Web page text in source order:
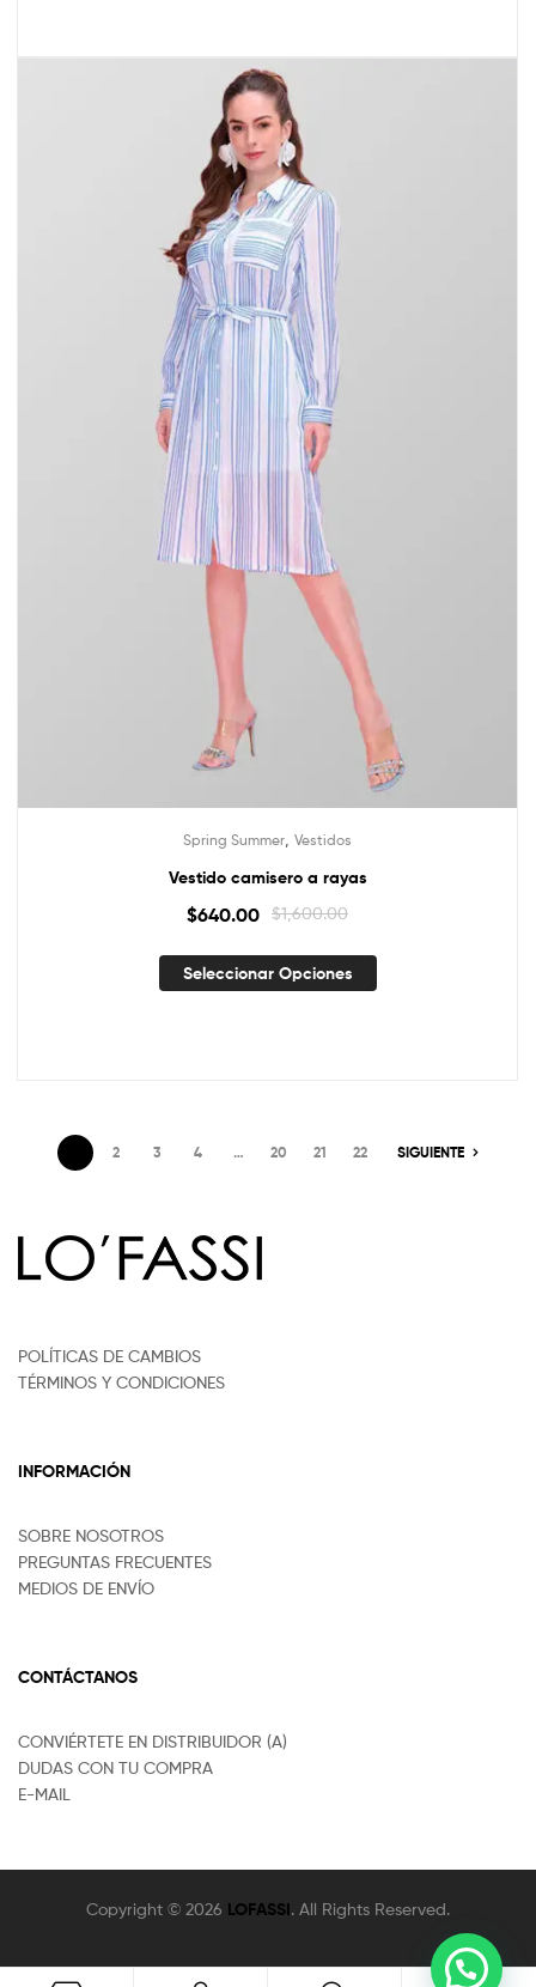
Spring Summer Vestidos
Vestido camisero a rayas
$1,600.00
$640.00
Seleccionar Opciones
2 3 4 … 20 21 22 SIGUIENTE
POLÍTICAS DE CAMBIOS
TÉRMINOS Y CONDICIONES
INFORMACIÓN
SOBRE NOSOTROS
PREGUNTAS FRECUENTES
MEDIOS DE ENVÍO
CONTÁCTANOS
CONVIÉRTETE EN DISTRIBUIDOR (A)
DUDAS CON TU COMPRA
E-MAIL
Copyright © 2026 LOFASSI. All Rights Reserved.